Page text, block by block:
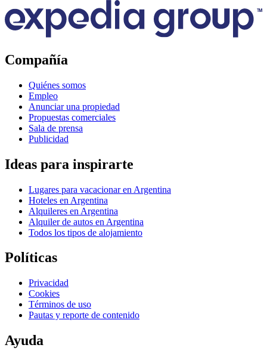
Compañía
Quiénes somos
Empleo
Anunciar una propiedad
Propuestas comerciales
Sala de prensa
Publicidad
Ideas para inspirarte
Lugares para vacacionar en Argentina
Hoteles en Argentina
Alquileres en Argentina
Alquiler de autos en Argentina
Todos los tipos de alojamiento
Políticas
Privacidad
Cookies
Términos de uso
Pautas y reporte de contenido
Ayuda